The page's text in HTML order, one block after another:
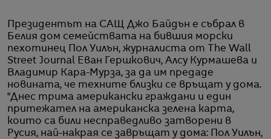
Президентът на САЩ Джо Байдън е събрал в
Белия дом семействата на бившия морски
пехотинец Пол Уилън, журналиста от The Wall
Street Journal Еван Гершкович, Алсу Курмашева и
Владимир Кара-Мурза, за да им предаде
новината, че техните близки се връщат у дома.
"Днес трима американски граждани и един
притежател на американска зелена карта,
които са били несправедливо затворени в
Русия, най-накрая се завръщат у дома: Пол Уилън,